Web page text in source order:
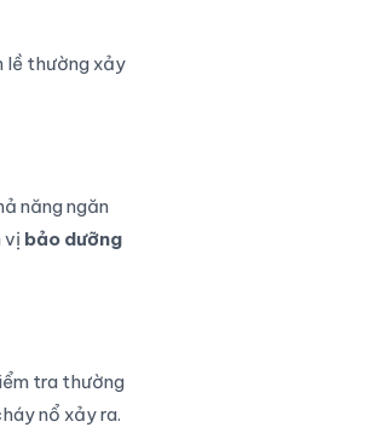
lề thường xảy
năng ngăn
vị bảo dưỡng
tra thường
nổ xảy ra.